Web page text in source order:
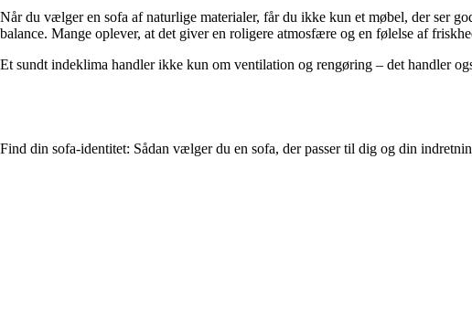
Når du vælger en sofa af naturlige materialer, får du ikke kun et møbel, der ser
balance. Mange oplever, at det giver en roligere atmosfære og en følelse af
Et sundt indeklima handler ikke kun om ventilation og rengøring – det handler
Find din sofa-identitet: Sådan vælger du en sofa, der passer til dig og din